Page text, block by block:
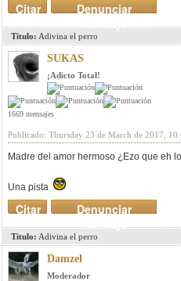
Denunciar
mensaje
Citar
Titulo: Adivina el perro
SUKAS
¡Adicto Total!
1669 mensajes
Publicado: Thursday 23 de March de 2017,
Madre del amor hermoso ¿Ezo que eh
Una pista
Denunciar
mensaje
Citar
Titulo: Adivina el perro
Damzel
Moderador